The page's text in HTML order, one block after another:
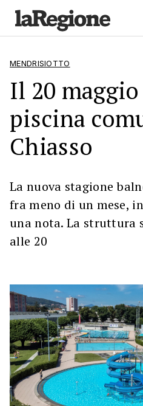
MENDRISIOTTO
Il 20
piscina
Chiasso
La nuova stagione
fra meno di un mese,
una nota. La struttura
alle 20